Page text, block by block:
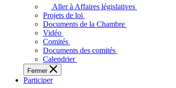
législative
adopte
touchent
vie
des
Ontariennes
Aller à Affaires législatives
Projets de loi
Documents de la Chambre
Vidéo
Comités
Documents des comités
Calendrier
Fermer
Participer